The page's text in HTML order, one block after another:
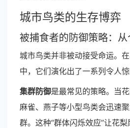
城市鸟类的生存博弈
被捕食者的防御策略：
城市鸟类并非被动接受命运。
中，它们演化出了一系列令人惊
集群防御是最常见的策略。当
麻雀、燕子等小型鸟类会迅速
群。这种“群体闪烁效应”让花